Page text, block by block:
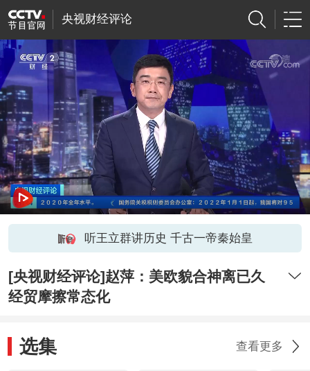
央视财经评论
听王立群讲历史 千古一帝秦始皇
[央视财经评论]赵萍：美欧貌合神离已久
经贸摩擦常态化
选集 查看更多